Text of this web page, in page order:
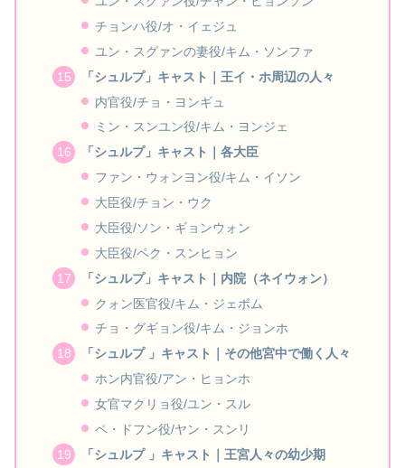
チョンハ役/オ・イェジュ
ユン・スグァンの妻役/キム・ソンファ
「シュルプ」キャスト｜王イ・ホ周辺の人々
内官役/チョ・ヨンギュ
ミン・スンユン役/キム・ヨンジェ
「シュルプ」キャスト｜各大臣
ファン・ウォンヨン役/キム・イソン
大臣役/チョン・ウク
大臣役/ソン・ギョンウォン
大臣役/ペク・スンヒョン
「シュルプ」キャスト｜内院（ネイウォン）
クォン医官役/キム・ジェボム
チョ・グギョン役/キム・ジョンホ
「シュルプ 」キャスト｜その他宮中で働く人々
ホン内官役/アン・ヒョンホ
女官マクリョ役/ユン・スル
ペ・ドフン役/ヤン・スンリ
「シュルプ 」キャスト｜王宮人々の幼少期